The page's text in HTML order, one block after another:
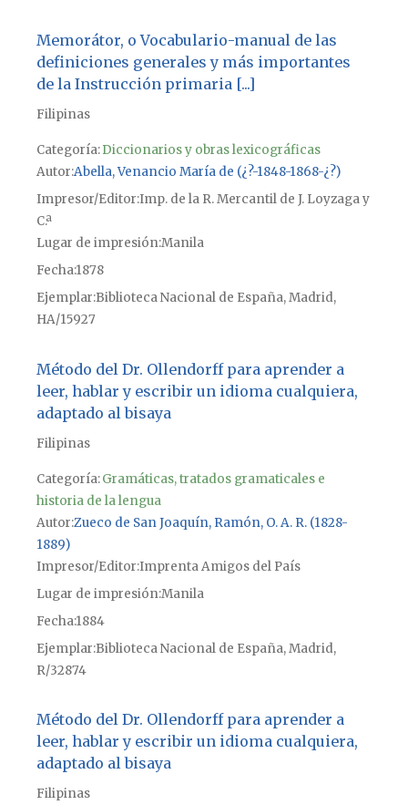
Memorátor, o Vocabulario-manual de las
definiciones generales y más importantes
de la Instrucción primaria [...]
Filipinas
Categoría:Diccionarios y obras lexicográficas
Autor Abella, Venancio María de (¿?-1848-1868-¿?)
Impresor/Editor Imp. de la R. Mercantil de J. Loyzaga y
C.ª
Lugar de impresiónManila
Fecha1878
Ejemplar Biblioteca Nacional de España, Madrid,
HA/15927
Método del Dr. Ollendorff para aprender a
leer, hablar y escribir un idioma cualquiera,
adaptado al bisaya
Filipinas
Categoría:Gramáticas, tratados gramaticales e
historia de la lengua
Autor Zueco de San Joaquín, Ramón, O. A. R. (1828-
1889)
Impresor/Editor Imprenta Amigos del País
Lugar de impresiónManila
Fecha1884
Ejemplar Biblioteca Nacional de España, Madrid,
R/32874
Método del Dr. Ollendorff para aprender a
leer, hablar y escribir un idioma cualquiera,
adaptado al bisaya
Filipinas